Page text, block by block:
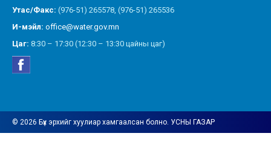
Утас/Факс: (976-51) 265578, (976-51) 265536
И-мэйл: office@water.gov.mn
Цаг: 8:30 – 17:30 (12:30 – 13:30 цайны цаг)
© 2026 Бүх эрхийг хуулиар хамгаалсан болно. УСНЫ ГАЗАР